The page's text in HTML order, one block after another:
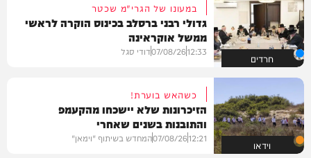
חרדים
במעונו של הגרי"מ שכטר
גדולי רבני ברסלב בכינוס הוקרה לראשי
ממשל אוקראינה
12:33
07/08/26דודי סגל
וידאו
כשהאש בוערת!
הזיכרונות שלא יישכחו מהקעמפ
והתובנות בשנים שאחרי
12:21
07/08/26המחדש בשיתוף "וימאן"